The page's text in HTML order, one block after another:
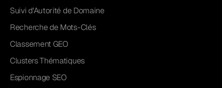
Suivi d'Autorité de Domaine
Recherche de Mots-Clés
Classement GEO
Clusters Thématiques
Espionnage SEO